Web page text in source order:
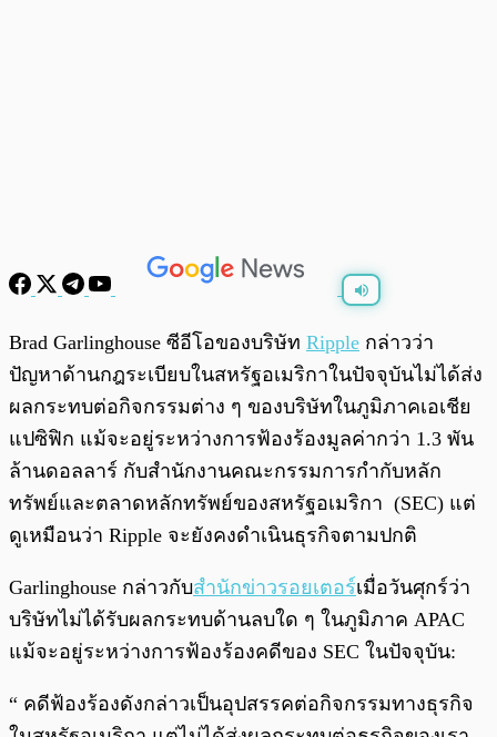
0:00 /0:00
Brad Garlinghouse ซีอีโอของบริษัท Ripple กล่าวว่า
ปัญหาด้านกฎระเบียบในสหรัฐอเมริกาในปัจจุบันไม่ได้ส่ง
ผลกระทบต่อกิจกรรมต่าง ๆ ของบริษัทในภูมิภาคเอเชีย
แปซิฟิก แม้จะอยู่ระหว่างการฟ้องร้องมูลค่ากว่า 1.3 พัน
ล้านดอลลาร์ กับสำนักงานคณะกรรมการกำกับหลัก
ทรัพย์และตลาดหลักทรัพย์ของสหรัฐอเมริกา (SEC) แต่
ดูเหมือนว่า Ripple จะยังคงดำเนินธุรกิจตามปกติ
Garlinghouse กล่าวกับสำนักข่าวรอยเตอร์เมื่อวันศุกร์ว่า
บริษัทไม่ได้รับผลกระทบด้านลบใด ๆ ในภูมิภาค APAC
แม้จะอยู่ระหว่างการฟ้องร้องคดีของ SEC ในปัจจุบัน:
“ คดีฟ้องร้องดังกล่าวเป็นอุปสรรคต่อกิจกรรมทางธุรกิจ